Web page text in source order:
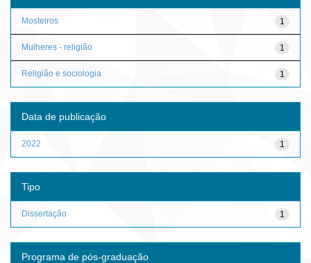
1
Mosteiros
1
Mulheres - religião
1
Religião e sociologia
Data de publicação
1
2022
Tipo
1
Dissertação
Programa de pós-graduação